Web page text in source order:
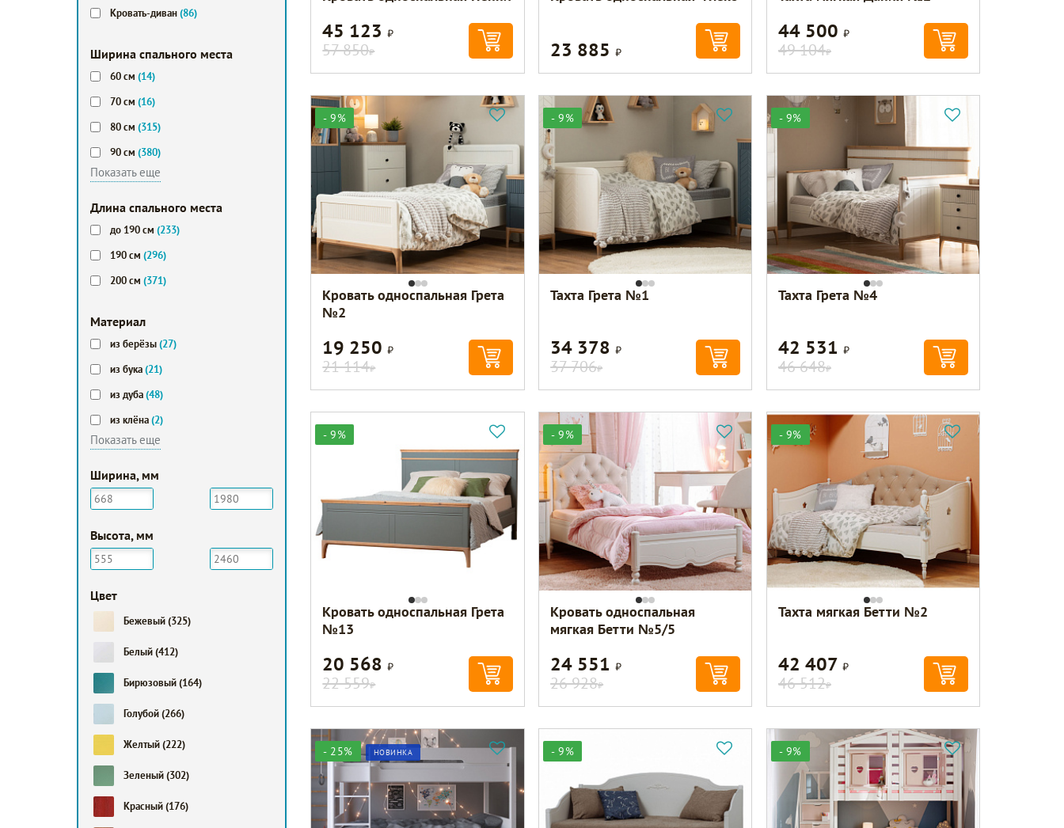
Кровать-диван(86)
Ширина спального места
60 см(14)
70 см(16)
80 см(315)
90 см(380)
Показать еще
Длина спального места
до 190 см(233)
190 см(296)
200 см(371)
Мaтериал
из берёзы(27)
из бука(21)
из дуба(48)
из клёна(2)
Показать еще
Ширина, мм
Высота, мм
Цвет
Бежевый(325)
Белый(412)
Бирюзовый(164)
Голубой(266)
Желтый(222)
Зеленый(302)
Красный(176)
45 123Р
57 850Р 23 885Р
44 500 Р
49 104Р
- 9%
Кровать односпальная Грета
№2
19 250Р
21 114Р
- 9%
Тахта Грета №1
34 378Р
37 706Р
- 9%
Тахта Грета №4
42 531 Р
46 648Р
- 9%
Кровать односпальная Грета
№13
20 568Р
22 559Р
- 9%
Кровать односпальная
мягкая Бетти №5/5
24 551Р
26 928Р
- 9%
Тахта мягкая Бетти №2
42 407 Р
46 512Р
- 25% НОВИНКА - 9% - 9%